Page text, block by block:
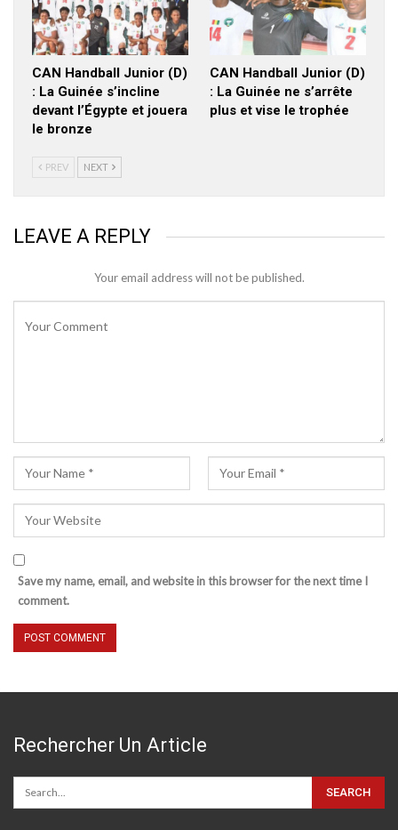
CAN Handball Junior (D)
: La Guinée s’incline
devant l’Égypte et jouera
le bronze
CAN Handball Junior (D)
: La Guinée ne s’arrête
plus et vise le trophée
PREV NEXT
LEAVE A REPLY
Your email address will not be published.
Save my name, email, and website in this browser for the next time I
comment.
Rechercher Un Article